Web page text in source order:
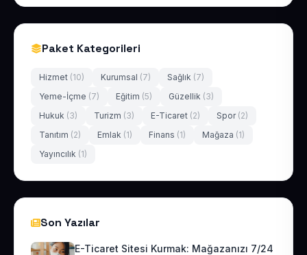
Paket Kategorileri
Hizmet (10) Kurumsal (7) Sağlık (7)
Yeme-İçme (7) Eğitim (5) Güzellik (3)
Hukuk (3) Turizm (3) E-Ticaret (2) Spor (2)
Tanıtım (2) Emlak (1) Finans (1) Mağaza (1)
Yayıncılık (1)
Son Yazılar
E-Ticaret Sitesi Kurmak: Mağazanızı 7/24